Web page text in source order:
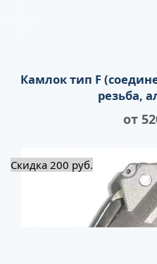
Камлок тип F
резьба,
от
Скидка 200 руб.